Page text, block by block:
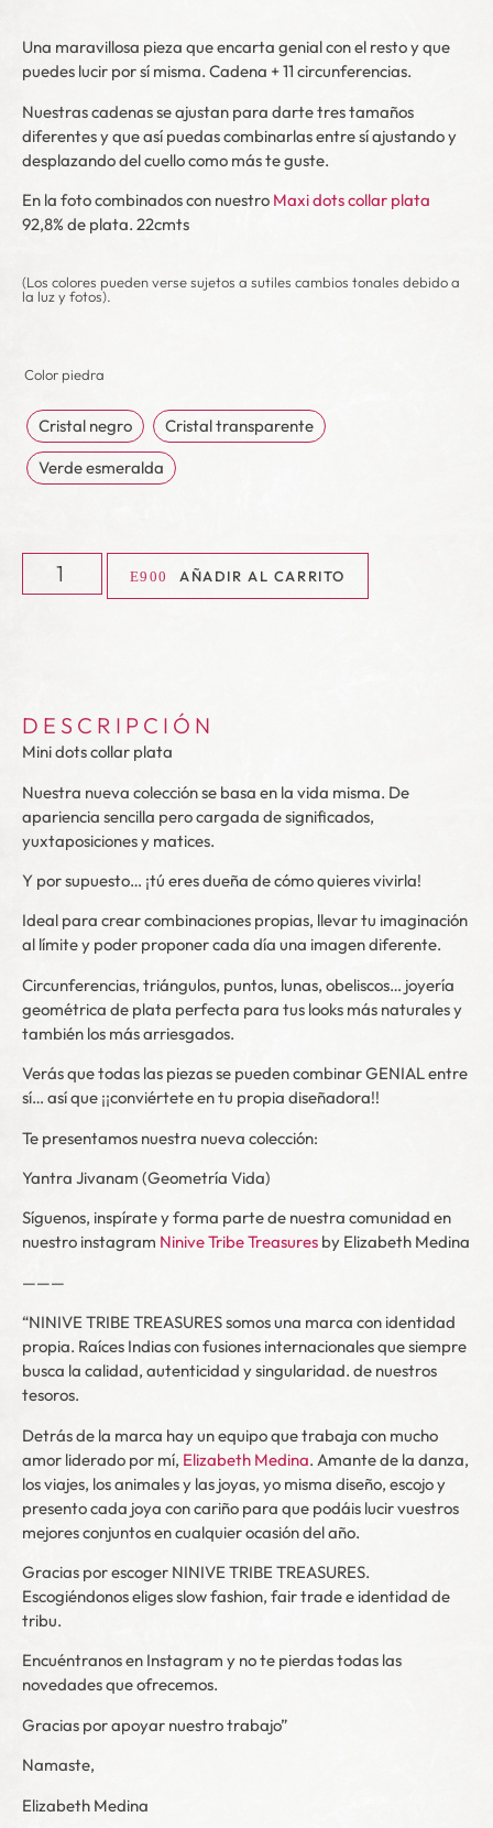
Una maravillosa pieza queencarta genial con el resto y que
puedes lucir por sí misma. Cadena + 11 circunferencias.
Nuestras cadenas se ajustan para darte tres tamaños
diferentes y que así puedas combinarlas entre sí ajustando y
desplazando del cuello como más te guste.
En la foto combinados con nuestro Maxi dots collar plata
92,8% de plata. 22cmts
(Los colores pueden verse sujetos a sutiles cambios tonales debido a
la luz y fotos).
Color piedra
Cristal negro
Cristal transparente
Verde esmeralda
AÑADIR AL CARRITO
DESCRIPCIÓN
Mini dots collar plata
Nuestra nueva colección se basa en la vida misma. De
apariencia sencilla pero cargada de significados,
yuxtaposiciones y matices.
Y por supuesto… ¡tú eres dueña de cómo quieres vivirla!
Ideal para crear combinaciones propias, llevar tu imaginación
al límite y poder proponer cada día una imagen diferente.
Circunferencias, triángulos, puntos, lunas, obeliscos… joyería
geométrica de plata perfecta para tus looks más naturales y
también los más arriesgados.
Verás que todas las piezas se pueden combinar GENIAL entre
sí… así que ¡¡conviértete en tu propia diseñadora!!
Te presentamos nuestra nueva colección:
Yantra Jivanam (Geometría Vida)
Síguenos, inspírate y forma parte de nuestra comunidad en
nuestro instagram Ninive Tribe Treasures by Elizabeth Medina
———
“NINIVE TRIBE TREASURES somos una marca con identidad
propia. Raíces Indias con fusiones internacionales que siempre
busca la calidad, autenticidad y singularidad. de nuestros
tesoros.
Detrás de la marca hay un equipo que trabaja con mucho
amor liderado por mí, Elizabeth Medina. Amante de la danza,
los viajes, los animales y las joyas, yo misma diseño, escojo y
presento cada joya con cariño para que podáis lucir vuestros
mejores conjuntos en cualquier ocasión del año.
Gracias por escoger NINIVE TRIBE TREASURES.
Escogiéndonos eliges slow fashion, fair trade e identidad de
tribu.
Encuéntranos en Instagram y no te pierdas todas las
novedades que ofrecemos.
Gracias por apoyar nuestro trabajo”
Namaste,
Elizabeth Medina